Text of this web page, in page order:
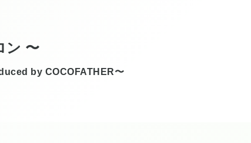
ン 〜
by COCOFATHER〜